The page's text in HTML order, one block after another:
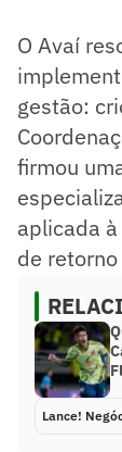
O Avaí
gestão:
firmou
aplicada
de
Lance!